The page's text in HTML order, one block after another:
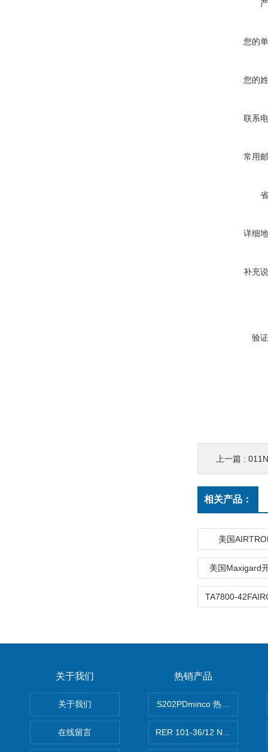
您的
您的
联系
常用
详细
补充
验
上一篇 :
相关产品：
美国
美国Maxigard
关于我们
关于我们
在线留言
热销产品
S202PDminco 热电阻
RER 101-36/12 NHH离心